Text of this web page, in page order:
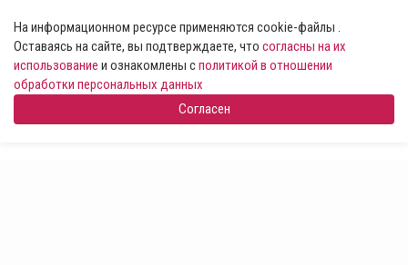
На информационном ресурсе применяются cookie-файлы .
Оставаясь на сайте, вы подтверждаете, что согласны на их
использование и ознакомлены сполитикой в отношении
обработки персональных данных
Согласен